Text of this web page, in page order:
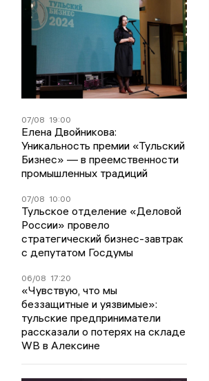
07/08 19:00
Елена Двойникова:
Уникальность премии «Тульский
Бизнес» — в преемственности
промышленных традиций
07/08 10:00
Тульское отделение «Деловой
России» провело
стратегический бизнес-завтрак
с депутатом Госдумы
06/08 17:20
«Чувствую, что мы
беззащитные и уязвимые»:
тульские предприниматели
рассказали о потерях на складе
WB в Алексине